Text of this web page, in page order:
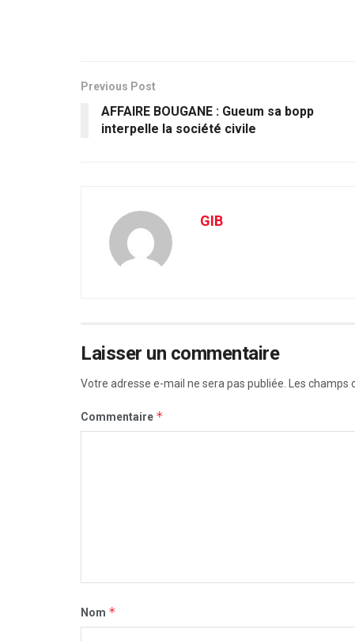
Previous Post
AFFAIRE BOUGANE : Gueum sa bopp
interpelle la société civile
GIB
Laisser un commentaire
Votre adresse e-mail ne sera pas publiée. Les
Commentaire *
Nom *